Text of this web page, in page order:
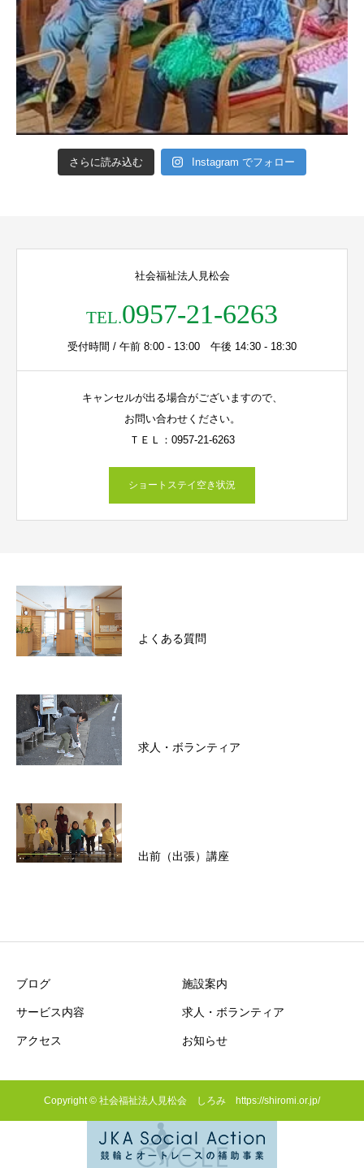
さらに読み込む Instagram でフォロー
社会福祉法人見松会
TEL.0957-21-6263
受付時間 / 午前 8:00 - 13:00 午後 14:30 - 18:30
キャンセルが出る場合がございますので、
お問い合わせください。
ＴＥＬ：0957-21-6263
ショートステイ空き状況
よくある質問
求人・ボランティア
出前（出張）講座
ブログ 施設案内
サービス内容 求人・ボランティア
アクセス お知らせ
Copyright © 社会福祉法人見松会 しろみ https://shiromi.or.jp/